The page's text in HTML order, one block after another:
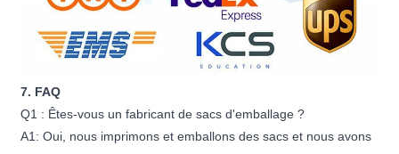
7. FAQ
Q1 : Êtes-vous un fabricant de sacs d'emballage ?
A1: Oui, nous imprimons et emballons des sacs et nous avons